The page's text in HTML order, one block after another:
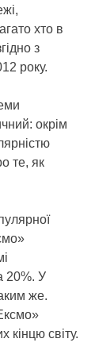
хто в
з
року.
окрім
те, як
20%. У
же.
кінцю світу.